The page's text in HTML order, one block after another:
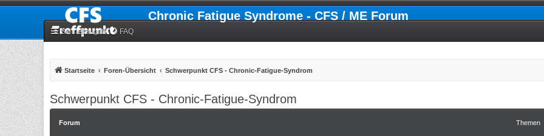
Chronic Fatigue Syndrome - CFS / ME Forum
Schnellzugriff FAQ
Startseite Foren-Übersicht Schwerpunkt CFS - Chronic-Fatigue-Syndrom
Schwerpunkt CFS - Chronic-Fatigue-Syndrom
Forum Themen